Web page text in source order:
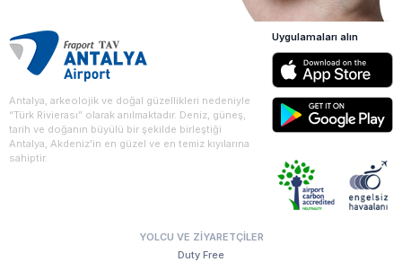
Antalya, arkeolojik ve doğal güzellikleri nedeniyle
“Türk Rivierası” olarak anılmaktadır. Deniz, güneş,
tarih ve doğanın büyülü bir şekilde birleştiği
Antalya, Akdeniz'in en güzel ve en temiz kıyılarına
sahiptir.
YOLCU VE ZIYARETÇILER
Duty Free
Uygulamaları alın